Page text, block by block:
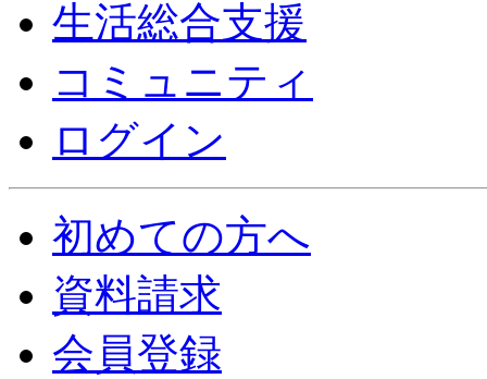
生活総合支援
コミュニティ
ログイン
初めての方へ
資料請求
会員登録